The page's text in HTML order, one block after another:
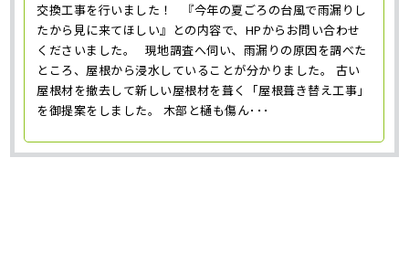
交換工事を行いました！ 『今年の夏ごろの台風で雨漏りし
たから見に来てほしい』との内容で、HPからお問い合わせ
くださいました。 現地調査へ伺い、雨漏りの原因を調べた
ところ、屋根から浸水していることが分かりました。 古い
屋根材を撤去して新しい屋根材を葺く「屋根葺き替え工事」
を御提案をしました。 木部と樋も傷ん･･･